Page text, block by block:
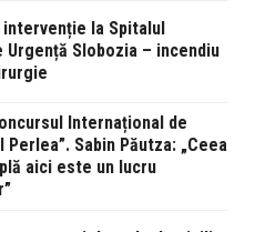
intervenție la Spitalul
Urgență Slobozia – incendiu
Internațional de
Perlea”. Sabin Păutza: „Ceea
aici este un lucru